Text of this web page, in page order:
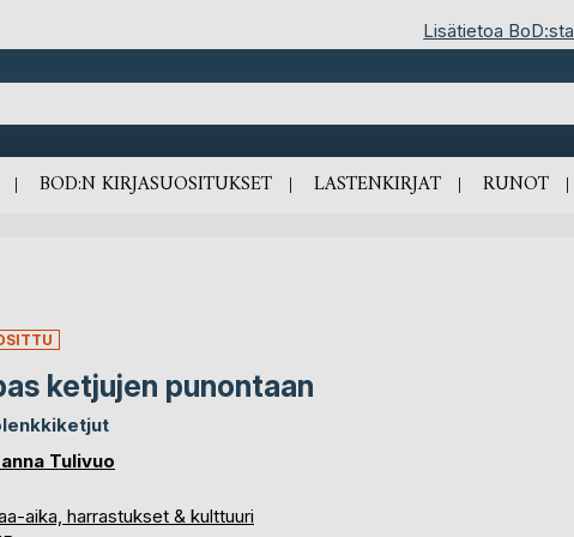
Lisätietoa BoD:sta
BOD:N KIRJASUOSITUKSET LASTENKIRJAT RUNOT
ketjujen punontaan
Tulivuo
aika, harrastukset & kulttuuri